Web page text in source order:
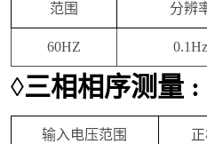
范围 分辨
60HZ
◊三相相序测量 :
输入电压范围